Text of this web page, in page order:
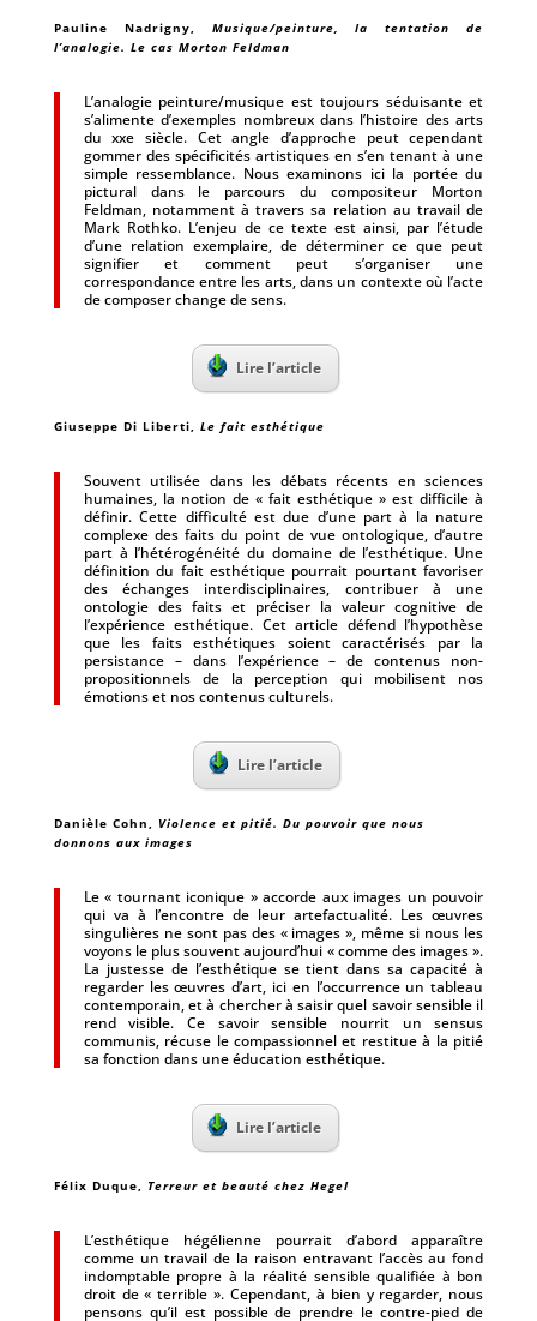
Pauline Nadrigny, Musique/peinture, la tentation de
l’analogie. Le cas Morton Feldman
L’analogie peinture/musique est toujours séduisante et
s’alimente d’exemples nombreux dans l’histoire des arts
du xxe siècle. Cet angle d’approche peut cependant
gommer des spécificités artistiques en s’en tenant à une
simple ressemblance. Nous examinons ici la portée du
pictural dans le parcours du compositeur Morton
Feldman, notamment à travers sa relation au travail de
Mark Rothko. L’enjeu de ce texte est ainsi, par l’étude
d’une relation exemplaire, de déterminer ce que peut
signifier et comment peut s’organiser une
correspondance entre les arts, dans un contexte où l’acte
de composer change de sens.
Lire l’article
Giuseppe Di Liberti, Le fait esthétique
Souvent utilisée dans les débats récents en sciences
humaines, la notion de « fait esthétique » est difficile à
définir. Cette difficulté est due d’une part à la nature
complexe des faits du point de vue ontologique, d’autre
part à l’hétérogénéité du domaine de l’esthétique. Une
définition du fait esthétique pourrait pourtant favoriser
des échanges interdisciplinaires, contribuer à une
ontologie des faits et préciser la valeur cognitive de
l’expérience esthétique. Cet article défend l’hypothèse
que les faits esthétiques soient caractérisés par la
persistance – dans l’expérience – de contenus non-
propositionnels de la perception qui mobilisent nos
émotions et nos contenus culturels.
Lire l’article
Danièle Cohn, Violence et pitié. Du pouvoir que nous
donnons aux images
Le « tournant iconique » accorde aux images un pouvoir
qui va à l’encontre de leur artefactualité. Les œuvres
singulières ne sont pas des « images », même si nous les
voyons le plus souvent aujourd’hui « comme des images ».
La justesse de l’esthétique se tient dans sa capacité à
regarder les œuvres d’art, ici en l’occurrence un tableau
contemporain, et à chercher à saisir quel savoir sensible il
rend visible. Ce savoir sensible nourrit un sensus
communis, récuse le compassionnel et restitue à la pitié
sa fonction dans une éducation esthétique.
Lire l’article
Félix Duque, Terreur et beauté chez Hegel
L’esthétique hégélienne pourrait d’abord apparaître
comme un travail de la raison entravant l’accès au fond
indomptable propre à la réalité sensible qualifiée à bon
droit de « terrible ». Cependant, à bien y regarder, nous
pensons qu’il est possible de prendre le contre-pied de